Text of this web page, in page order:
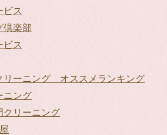
ビス
倶楽部
ビス
リーニング オススメランキング
ニング
クリーニング